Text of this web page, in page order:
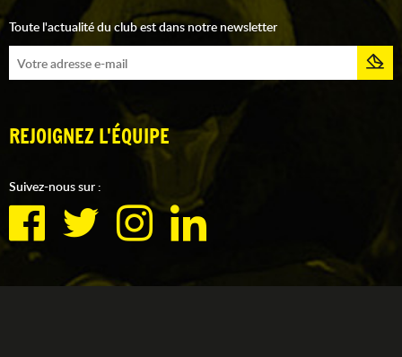
Toute l'actualité du club est dans notre newsletter
REJOIGNEZ L'ÉQUIPE
Suivez-nous sur :